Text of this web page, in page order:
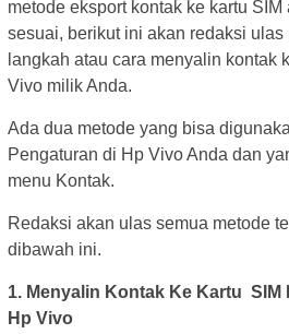
metode eksport kontak ke kartu
sesuai, berikut ini akan redaksi
langkah atau cara menyalin kontak
Vivo milik Anda.
Ada dua metode yang bisa
Pengaturan di Hp Vivo Anda dan
menu Kontak.
Redaksi akan ulas semua metode
dibawah ini.
1. Menyalin Kontak Ke Kartu SIM
Hp Vivo